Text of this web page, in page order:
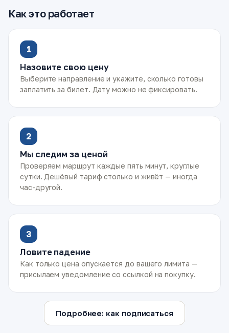
Как это работает
1
Назовите свою цену
Выберите направление и укажите, сколько готовы
заплатить за билет. Дату можно не фиксировать.
2
Мы следим за ценой
Проверяем маршрут каждые пять минут, круглые
сутки. Дешёвый тариф столько и живёт — иногда
час-другой.
3
Ловите падение
Как только цена опускается до вашего лимита —
присылаем уведомление со ссылкой на покупку.
Подробнее: как подписаться